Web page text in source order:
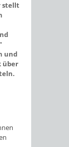
stellt
und
über